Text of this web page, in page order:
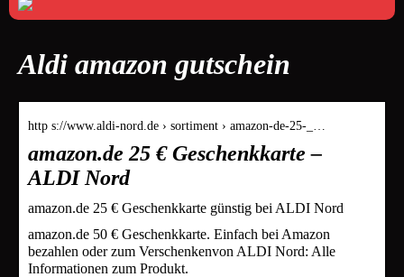
Aldi amazon gutschein
http s://www.aldi-nord.de › sortiment › amazon-de-25-_…
amazon.de 25 € Geschenkkarte –
ALDI Nord
amazon.de 25 € Geschenkkarte günstig bei ALDI Nord
amazon.de 50 € Geschenkkarte. Einfach bei Amazon
bezahlen oder zum Verschenkenvon ALDI Nord: Alle
Informationen zum Produkt.